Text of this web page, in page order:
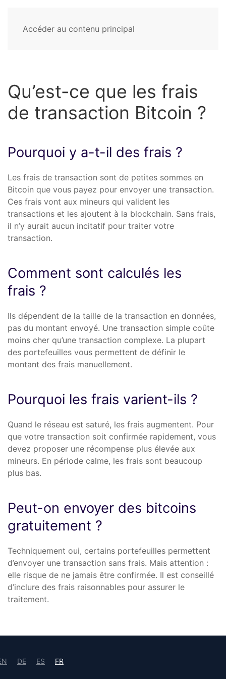
Accéder au contenu principal
Qu’est-ce que les frais
de transaction Bitcoin ?
Pourquoi y a-t-il des frais ?
Les frais de transaction sont de petites sommes en
Bitcoin que vous payez pour envoyer une transaction.
Ces frais vont aux mineurs qui valident les
transactions et les ajoutent à la blockchain. Sans frais,
il n’y aurait aucun incitatif pour traiter votre
transaction.
Comment sont calculés les
frais ?
Ils dépendent de la taille de la transaction en données,
pas du montant envoyé. Une transaction simple coûte
moins cher qu’une transaction complexe. La plupart
des portefeuilles vous permettent de définir le
montant des frais manuellement.
Pourquoi les frais varient-ils ?
Quand le réseau est saturé, les frais augmentent. Pour
que votre transaction soit confirmée rapidement, vous
devez proposer une récompense plus élevée aux
mineurs. En période calme, les frais sont beaucoup
plus bas.
Peut-on envoyer des bitcoins
gratuitement ?
Techniquement oui, certains portefeuilles permettent
d’envoyer une transaction sans frais. Mais attention :
elle risque de ne jamais être confirmée. Il est conseillé
d’inclure des frais raisonnables pour assurer le
traitement.
DE ES FR